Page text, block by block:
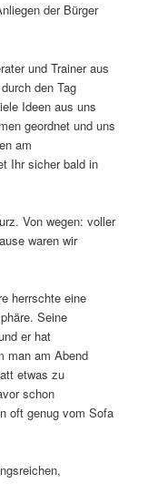
der Bürger
und Trainer aus
den Tag
Ideen aus uns
geordnet und uns
am
Ihr sicher bald in
Von wegen: voller
waren wir
herrschte eine
Seine
er hat
man am Abend
etwas zu
schon
oft genug vom Sofa